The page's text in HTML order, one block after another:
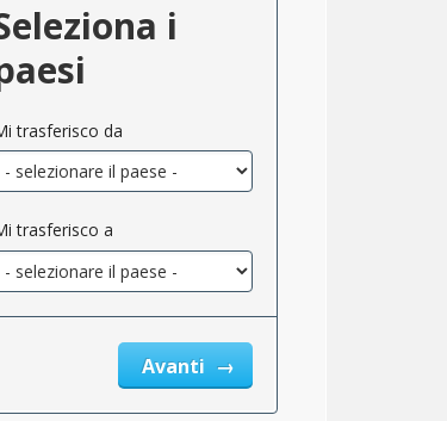
i
trasferisco da
trasferisco a
Avanti